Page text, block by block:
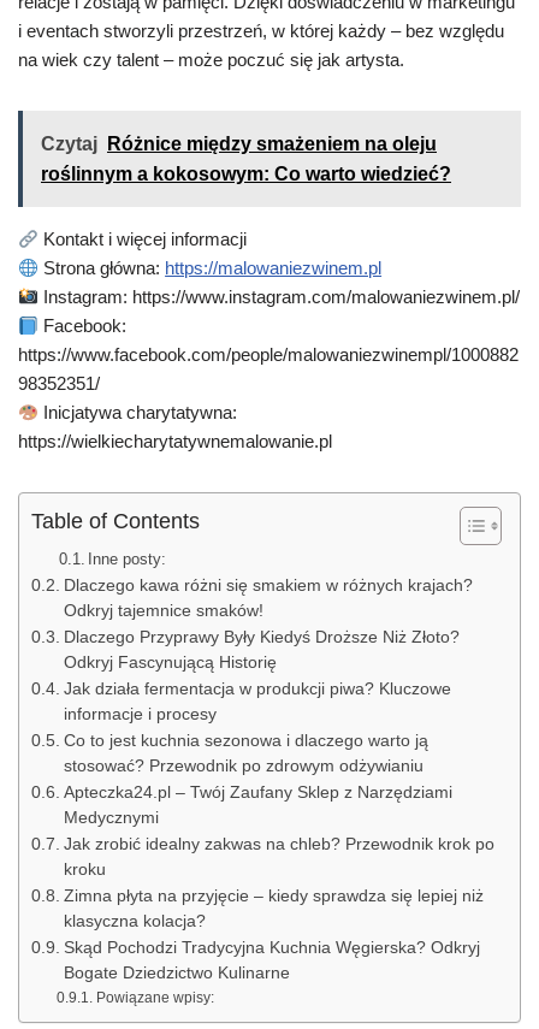
i eventach stworzyli przestrzeń, w której każdy – bez względu
na wiek czy talent – może poczuć się jak artysta.
Czytaj
Różnice między smażeniem na oleju
roślinnym a kokosowym: Co warto wiedzieć?
Kontakt i więcej informacji
Strona główna: https://malowaniezwinem.pl
Instagram: https://www.instagram.com/malowaniezwinem.pl/
Facebook:
https://www.facebook.com/people/malowaniezwinempl/1000882
98352351/
Inicjatywa charytatywna:
https://wielkiecharytatywnemalowanie.pl
Table of Contents
Inne posty:
Dlaczego kawa różni się smakiem w różnych krajach?
Odkryj tajemnice smaków!
Dlaczego Przyprawy Były Kiedyś Droższe Niż Złoto?
Odkryj Fascynującą Historię
Jak działa fermentacja w produkcji piwa? Kluczowe
informacje i procesy
Co to jest kuchnia sezonowa i dlaczego warto ją
stosować? Przewodnik po zdrowym odżywianiu
Apteczka24.pl – Twój Zaufany Sklep z Narzędziami
Medycznymi
Jak zrobić idealny zakwas na chleb? Przewodnik krok po
kroku
Zimna płyta na przyjęcie – kiedy sprawdza się lepiej niż
klasyczna kolacja?
Skąd Pochodzi Tradycyjna Kuchnia Węgierska? Odkryj
Bogate Dziedzictwo Kulinarne
Powiązane wpisy: